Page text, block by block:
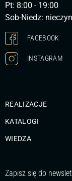
Pt: 8:00 - 19:00
Sob-Niedz:
FACEBOOK
INSTAGRAM
REALIZACJE
KATALOGI
WIEDZA
Zapisz się do